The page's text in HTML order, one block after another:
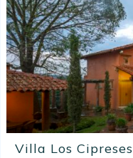
Villa Los Cipreses